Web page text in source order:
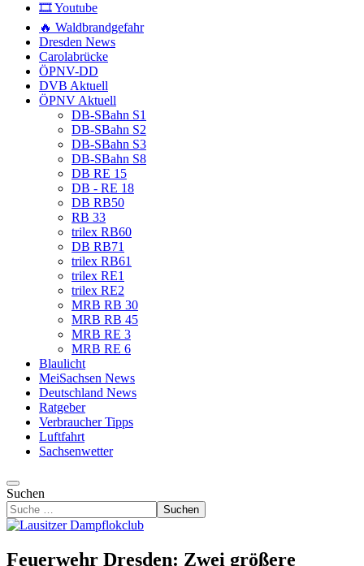
🎞️ Youtube
🔥 Waldbrandgefahr
Dresden News
Carolabrücke
ÖPNV-DD
DVB Aktuell
ÖPNV Aktuell
DB-SBahn S1
DB-SBahn S2
DB-SBahn S3
DB-SBahn S8
DB RE 15
DB - RE 18
DB RB50
RB 33
trilex RB60
DB RB71
trilex RB61
trilex RE1
trilex RE2
MRB RB 30
MRB RB 45
MRB RE 3
MRB RE 6
Blaulicht
MeiSachsen News
Deutschland News
Ratgeber
Verbraucher Tipps
Luftfahrt
Sachsenwetter
Suchen
Suchen
Feuerwehr Dresden: Zwei größere